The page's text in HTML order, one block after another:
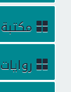
مكتبة
روايات